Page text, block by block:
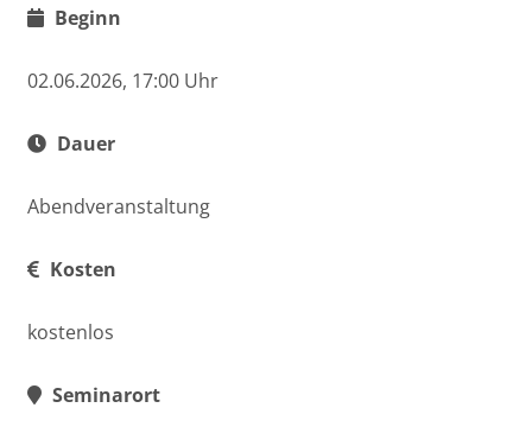
Beginn
02.06.2026, 17:00 Uhr
Dauer
Abendveranstaltung
Kosten
kostenlos
Seminarort